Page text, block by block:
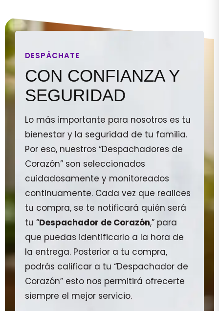
DESPÁCHATE
CON CONFIANZA Y
SEGURIDAD
Lo más importante para nosotros es tu
bienestar y la seguridad de tu familia.
Por eso, nuestros “Despachadores de
Corazón” son seleccionados
cuidadosamente y monitoreados
continuamente. Cada vez que realices
tu compra, se te notificará quién será
tu “Despachador de Corazón,” para
que puedas identificarlo a la hora de
la entrega. Posterior a tu compra,
podrás calificar a tu “Despachador de
Corazón” esto nos permitirá ofrecerte
siempre el mejor servicio.